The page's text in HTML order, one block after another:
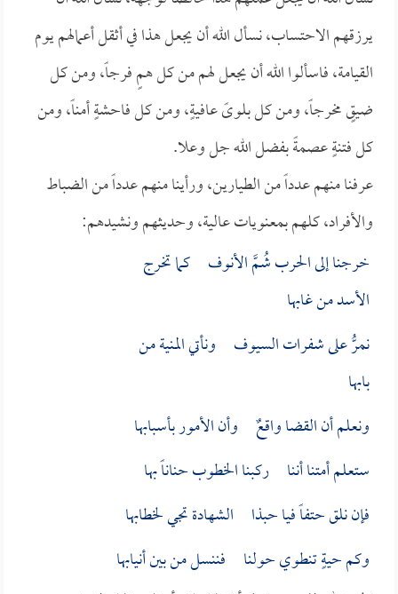
يرزقهم الاحتساب، نسأل الله أن يجعل هذا في أثقل أعمالهم يوم
القيامة، فاسألوا الله أن يجعل لهم من كل همٍ فرجاً، ومن كل
ضيقٍ مخرجاً، ومن كل بلوىً عافيةٍ، ومن كل فاحشةٍ أمناً، ومن
كل فتنةٍ عصمةً بفضل الله جل وعلا.
عرفنا منهم عدداً من الطيارين، ورأينا منهم عدداً من الضباط
والأفراد، كلهم بمعنويات عالية، وحديثهم ونشيدهم:
خرجنا إلى الحرب شُمَّ الأنوف كما تخرج
الأسد من غابها
نمرُّ على شفرات السيوف ونأتي المنية من
بابها
ونعلم أن القضا واقعٌ وأن الأمور بأسبابها
ستعلم أمتنا أننا ركبنا الخطوب حناناً بها
فإن نلق حتفاً فيا حبذا الشهادة تجي لخطابها
وكم حيةٍ تنطوي حولنا فننسل من بين أنيابها